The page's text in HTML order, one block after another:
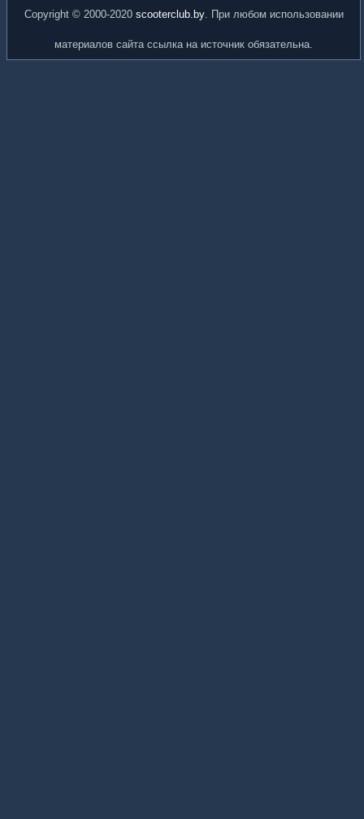
Copyright © 2000-2020 scooterclub.by. При любом использовании
материалов сайта ссылка на источник обязательна.